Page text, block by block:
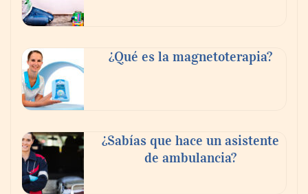
El Foro Iberoamericano volverá a tener un
gran protagonismo en la próxima feria
Veteco, en la que Colombia será el país
invitado
¿Qué es la magnetoterapia?
¿Sabías que hace un asistente
de ambulancia?